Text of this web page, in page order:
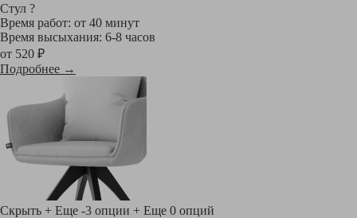
Стул ?
Время работ: от 40 минут
Время высыхания: 6-8 часов
от 520 ₽
Подробнее →
Скрыть + Еще -3 опции + Еще 0 опций